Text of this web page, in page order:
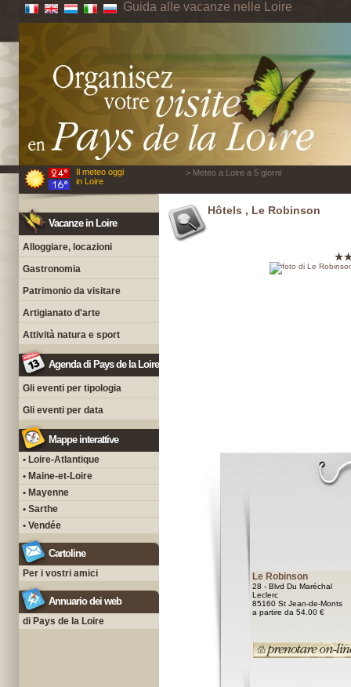
Guida alle vacanze nelle Loire
Il meteo oggi
in Loire
> Meteo a Loire a 5 giorni
Vacanze in Loire
Alloggiare, locazioni
Gastronomia
Patrimonio da visitare
Artigianato d'arte
Attività natura e sport
Agenda di Pays de la Loire
Gli eventi per tipologia
Gli eventi per data
Mappe interattive
• Loire-Atlantique
• Maine-et-Loire
• Mayenne
• Sarthe
• Vendée
Cartoline
Per i vostri amici
Annuario dei web
di Pays de la Loire
Hôtels , Le Robinson
Le Robinson
28 - Blvd Du Maréchal
Leclerc
85160 St Jean-de-Monts
a partire da 54.00 €